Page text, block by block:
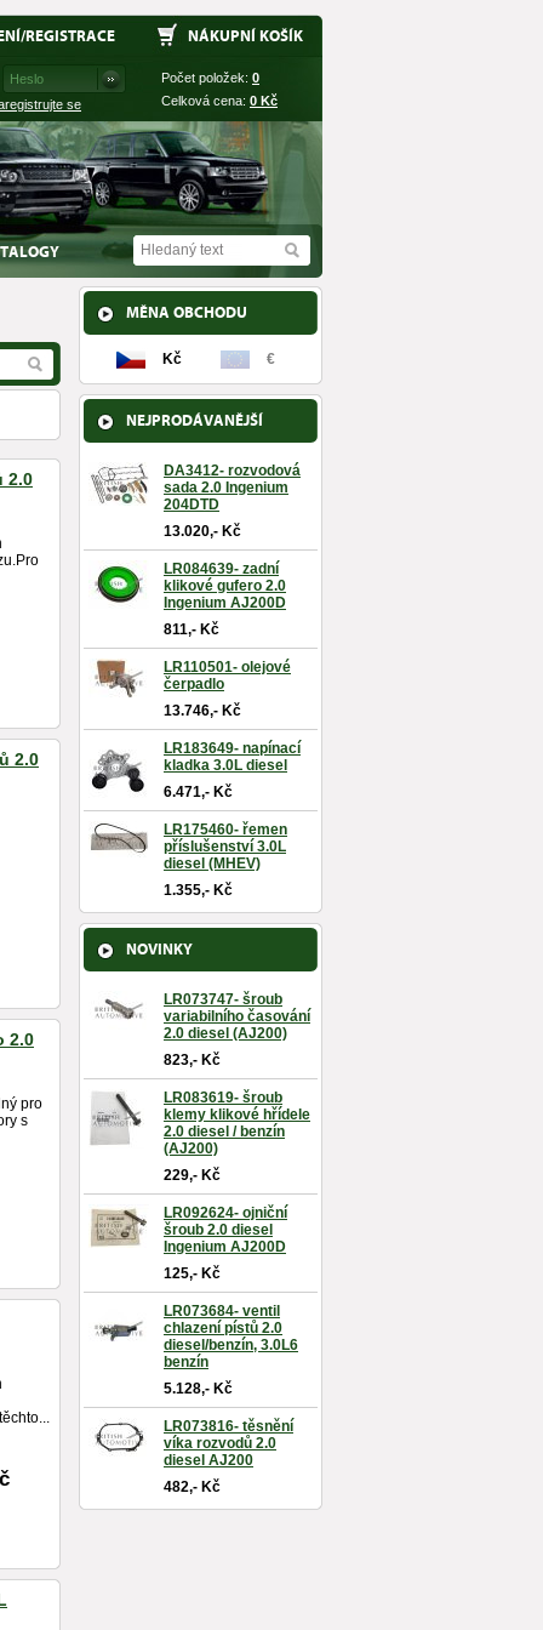
/REGISTRACE
se
NÁKUPNÍ KOŠÍK
Počet položek: 0
Celková cena: 0 Kč
2.0
2.0
2.0
pro
s
MĚNA OBCHODU
Kč €
NEJPRODÁVANĚJŠÍ
DA3412- rozvodová
sada 2.0 Ingenium
204DTD
13.020,- Kč
LR084639- zadní
klikové gufero 2.0
Ingenium AJ200D
811,- Kč
LR110501- olejové
čerpadlo
13.746,- Kč
LR183649- napínací
kladka 3.0L diesel
6.471,- Kč
LR175460- řemen
příslušenství 3.0L
diesel (MHEV)
1.355,- Kč
NOVINKY
LR073747- šroub
variabilního časování
2.0 diesel (AJ200)
823,- Kč
LR083619- šroub
klemy klikové hřídele
2.0 diesel / benzín
(AJ200)
229,- Kč
LR092624- ojniční
šroub 2.0 diesel
Ingenium AJ200D
125,- Kč
LR073684- ventil
chlazení pístů 2.0
diesel/benzín, 3.0L6
benzín
5.128,- Kč
LR073816- těsnění
víka rozvodů 2.0
diesel AJ200
482,- Kč